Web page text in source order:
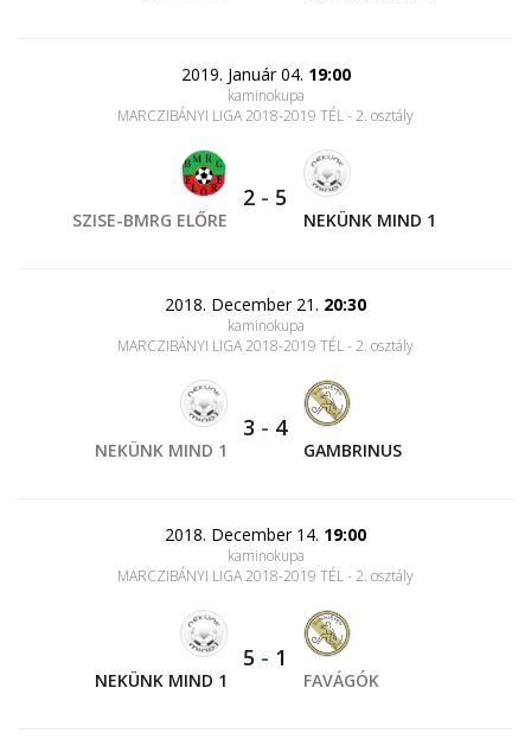
2019. Január 04. 19:00
kaminokupa
MARCZIBÁNYI LIGA 2018-2019 TÉL - 2. osztály
SZISE-BMRG ELŐRE
2 - 5
NEKÜNK MIND 1
2018. December 21. 20:30
kaminokupa
MARCZIBÁNYI LIGA 2018-2019 TÉL - 2. osztály
NEKÜNK MIND 1
3 - 4
GAMBRINUS
2018. December 14. 19:00
kaminokupa
MARCZIBÁNYI LIGA 2018-2019 TÉL - 2. osztály
NEKÜNK MIND 1
5 - 1
FAVÁGÓK